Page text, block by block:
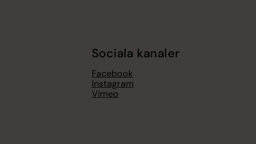
Sociala kanaler
Facebook
Instagram
Vimeo